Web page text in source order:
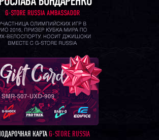
ПОДАРОЧНАЯ КАРТА G-STORE RUSSIA